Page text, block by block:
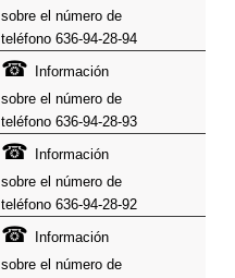
sobre el número de
teléfono 636-94-28-94
☎
Información
sobre el número de
teléfono 636-94-28-93
☎
Información
sobre el número de
teléfono 636-94-28-92
☎
Información
sobre el número de